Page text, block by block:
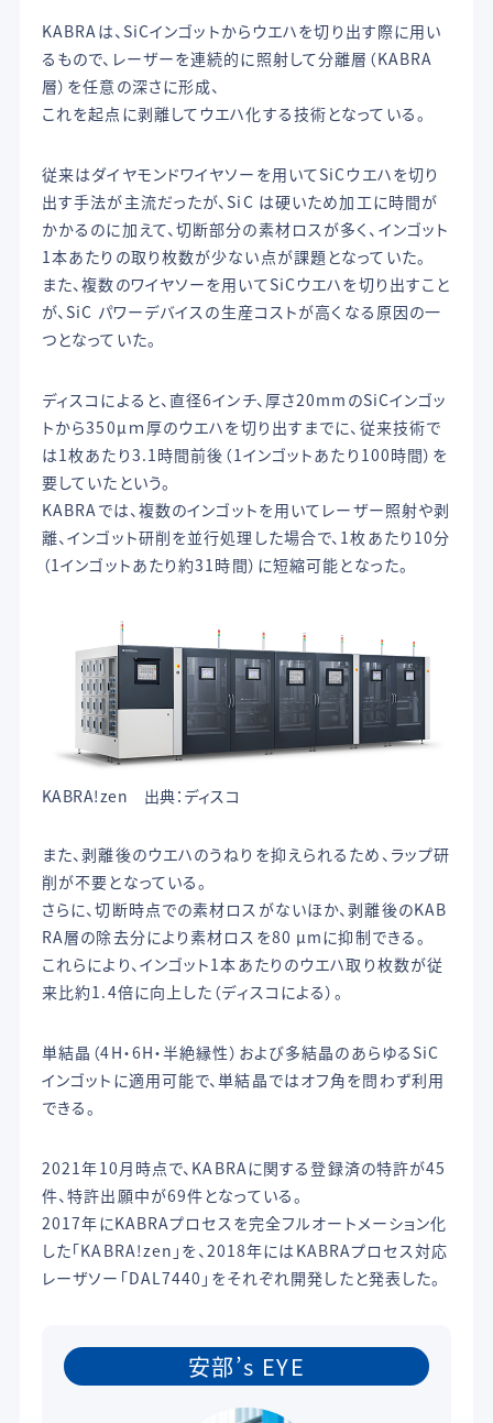
KABRAは、SiCインゴットからウエハを切り出す際に用い
るもので、レーザーを連続的に照射して分離層（KABRA
層）を任意の深さに形成、
これを起点に剥離してウエハ化する技術となっている。
従来はダイヤモンドワイヤソーを用いてSiCウエハを切り
出す手法が主流だったが、SiC は硬いため加工に時間が
かかるのに加えて、切断部分の素材ロスが多く、インゴット
1本あたりの取り枚数が少ない点が課題となっていた。
また、複数のワイヤソーを用いてSiCウエハを切り出すこと
が、SiC パワーデバイスの生産コストが高くなる原因の一
つとなっていた。
ディスコによると、直径6インチ、厚さ20mmのSiCインゴッ
トから350μｍ厚のウエハを切り出すまでに、従来技術で
は1枚あたり3.1時間前後（1インゴットあたり100時間）を
要していたという。
KABRAでは、複数のインゴットを用いてレーザー照射や剥
離、インゴット研削を並行処理した場合で、1枚あたり10分
（1インゴットあたり約31時間）に短縮可能となった。
KABRA!zen 出典：ディスコ
また、剥離後のウエハのうねりを抑えられるため、ラップ研
削が不要となっている。
さらに、切断時点での素材ロスがないほか、剥離後のKAB
RA層の除去分により素材ロスを80 μmに抑制できる。
これらにより、インゴット1本あたりのウエハ取り枚数が従
来比約1.4倍に向上した（ディスコによる）。
単結晶（4H・6H・半絶縁性）および多結晶のあらゆるSiC
インゴットに適用可能で、単結晶ではオフ角を問わず利用
できる。
2021年10月時点で、KABRAに関する登録済の特許が45
件、特許出願中が69件となっている。
2017年にKABRAプロセスを完全フルオートメーション化
した「KABRA!zen」を、2018年にはKABRAプロセス対応
レーザソー「DAL7440」をそれぞれ開発したと発表した。
安部’s EYE